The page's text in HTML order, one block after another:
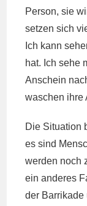
Person, sie
setzen sich
Ich kann
hat. Ich sehe
Anschein
waschen ihre
Die Situation
es sind
werden noch
ein anderes
der Barrikade